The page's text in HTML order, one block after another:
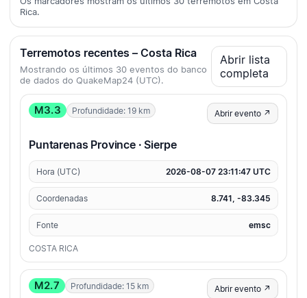
Rica.
Terremotos recentes – Costa Rica
Mostrando os últimos 30 eventos do banco
de dados do QuakeMap24 (UTC).
Abrir lista
completa
M3.3 Profundidade: 19 km Abrir evento ↗
Puntarenas Province · Sierpe
Hora (UTC) 2026-08-07 23:11:47 UTC
Coordenadas 8.741, -83.345
Fonte emsc
COSTA RICA
M2.7 Profundidade: 15 km Abrir evento ↗